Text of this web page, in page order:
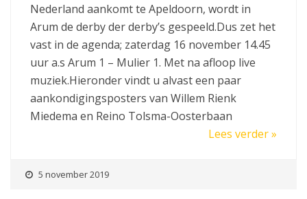
Nederland aankomt te Apeldoorn, wordt in
Arum de derby der derby’s gespeeld.Dus zet het
vast in de agenda; zaterdag 16 november 14.45
uur a.s Arum 1 – Mulier 1. Met na afloop live
muziek.Hieronder vindt u alvast een paar
aankondigingsposters van Willem Rienk
Miedema en Reino Tolsma-Oosterbaan
Lees verder »
5 november 2019